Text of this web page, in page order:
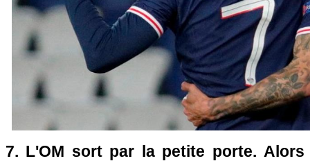
7. L'OM sort par la petite porte.